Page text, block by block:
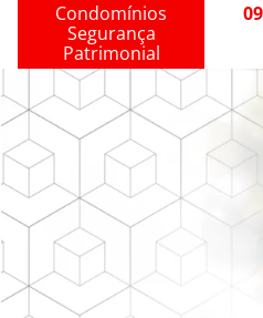
Condomínios
Segurança
Patrimonial